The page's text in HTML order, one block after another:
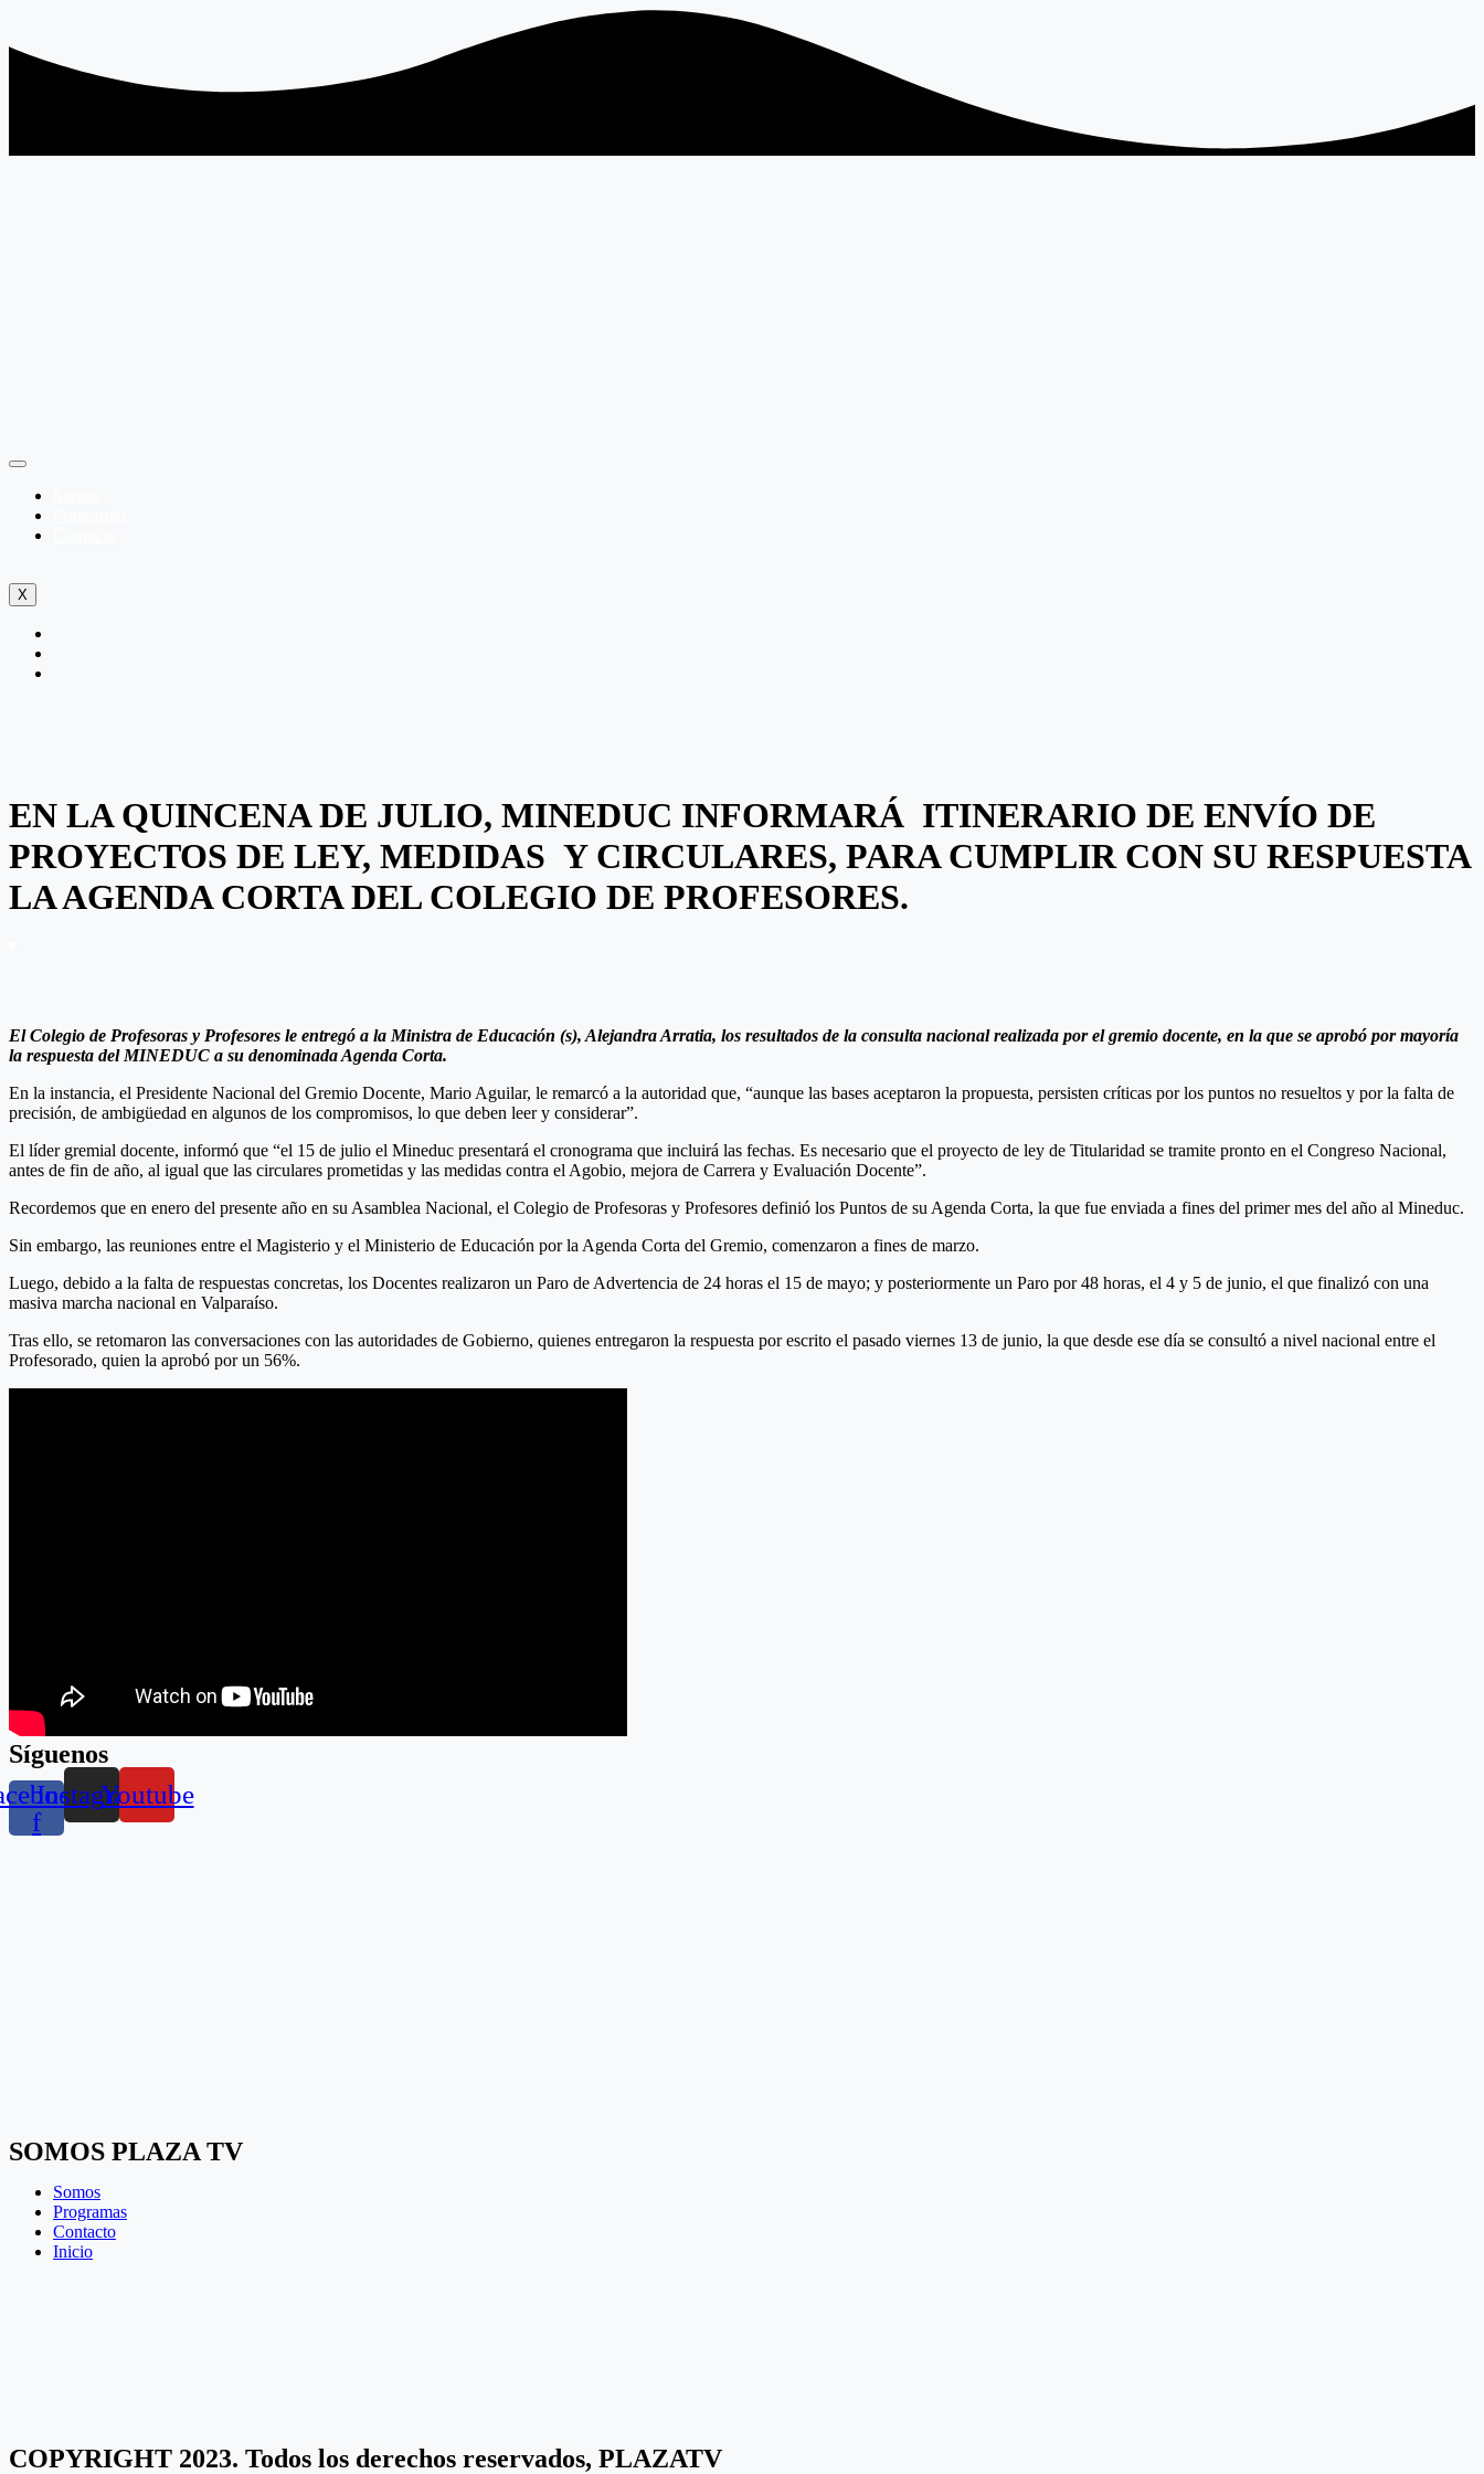
X
EN LA QUINCENA DE JULIO, MINEDUC INFORMARÁ ITINERARIO DE ENVÍO DE
PROYECTOS DE LEY, MEDIDAS Y CIRCULARES, PARA CUMPLIR CON SU RESPUESTA
LA AGENDA CORTA DEL COLEGIO DE PROFESORES.
El Colegio de Profesoras y Profesores le entregó a la Ministra de Educación (s), Alejandra Arratia, los resultados de la consulta nacional realizada por el gremio docente, en la que se aprobó por mayoría
la respuesta del MINEDUC a su denominada Agenda Corta.
En la instancia, el Presidente Nacional del Gremio Docente, Mario Aguilar, le remarcó a la autoridad que, “aunque las bases aceptaron la propuesta, persisten críticas por los puntos no resueltos y por la falta de
precisión, de ambigüedad en algunos de los compromisos, lo que deben leer y considerar”.
El líder gremial docente, informó que “el 15 de julio el Mineduc presentará el cronograma que incluirá las fechas. Es necesario que el proyecto de ley de Titularidad se tramite pronto en el Congreso Nacional,
antes de fin de año, al igual que las circulares prometidas y las medidas contra el Agobio, mejora de Carrera y Evaluación Docente”.
Recordemos que en enero del presente año en su Asamblea Nacional, el Colegio de Profesoras y Profesores definió los Puntos de su Agenda Corta, la que fue enviada a fines del primer mes del año al Mineduc.
Sin embargo, las reuniones entre el Magisterio y el Ministerio de Educación por la Agenda Corta del Gremio, comenzaron a fines de marzo.
Luego, debido a la falta de respuestas concretas, los Docentes realizaron un Paro de Advertencia de 24 horas el 15 de mayo; y posteriormente un Paro por 48 horas, el 4 y 5 de junio, el que finalizó con una
masiva marcha nacional en Valparaíso.
Tras ello, se retomaron las conversaciones con las autoridades de Gobierno, quienes entregaron la respuesta por escrito el pasado viernes 13 de junio, la que desde ese día se consultó a nivel nacional entre el
Profesorado, quien la aprobó por un 56%.
Síguenos
f
InstagramYoutube
SOMOS PLAZA TV
Somos
Programas
Contacto
Inicio
COPYRIGHT 2023. Todos los derechos reservados, PLAZATV